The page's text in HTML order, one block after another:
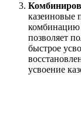
казеиновые
комбинацию
позволяет
быстрое
усвоение